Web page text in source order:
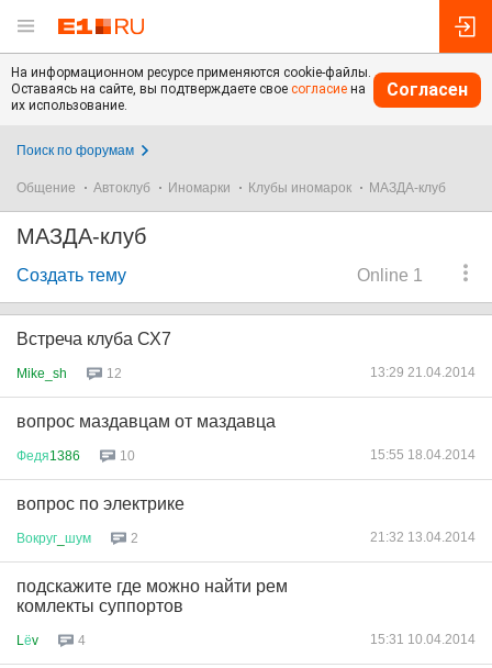
На информационном ресурсе применяются cookie-файлы.
Оставаясь на сайте, вы подтверждаете свое согласие на
их использование.
Согласен
Поиск по форумам
Общение Автоклуб Иномарки Клубы иномарок МАЗДА-клуб
МАЗДА-клуб
Online 1
Создать тему
Встреча клуба СХ7
Mike_sh 12 13:29 21.04.2014
вопрос маздавцам от маздавца
Федя1386 10 15:55 18.04.2014
вопрос по электрике
Вокруг шум 2 21:32 13.04.2014
подскажите где можно найти рем
комлекты суппортов
L ёv 4 15:31 10.04.2014